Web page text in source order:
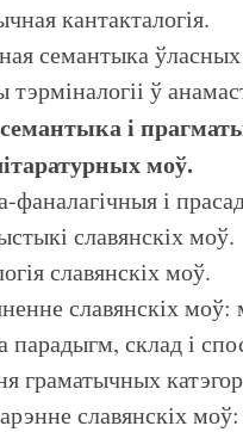
кантакталогія.
семантыка
ў
і
моў.
фаналагічныя і
славянскіх
славянскіх моў.
славянскіх моў:
парадыгм, склад і
граматычных
славянскіх